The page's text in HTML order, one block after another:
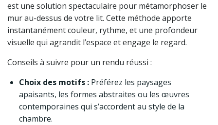
est une solution spectaculaire pour métamorphoser le
mur au-dessus de votre lit. Cette méthode apporte
instantanément couleur, rythme, et une profondeur
visuelle qui agrandit l’espace et engage le regard.
Conseils à suivre pour un rendu réussi :
Choix des motifs : Préférez les paysages
apaisants, les formes abstraites ou les œuvres
contemporaines qui s’accordent au style de la
chambre.